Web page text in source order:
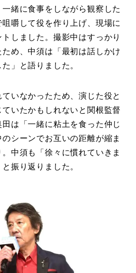
緒に食事をしながら観察した
嚼して役を作り上げ、現場に
しました。撮影中はすっかり
め、中須は「最初は話しかけ
」と語りました。
いなかったため、演じた役と
いたかもしれないと関根監督
は「一緒に粘土を食った仲じ
シーンでお互いの距離が縮ま
中須も「徐々に慣れていきま
振り返りました。